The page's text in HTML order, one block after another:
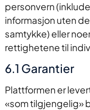
personvern
informasjon uten
samtykke) eller
rettighetene til
6.1 Garantier
Plattformen er
«som tilgjengelig»